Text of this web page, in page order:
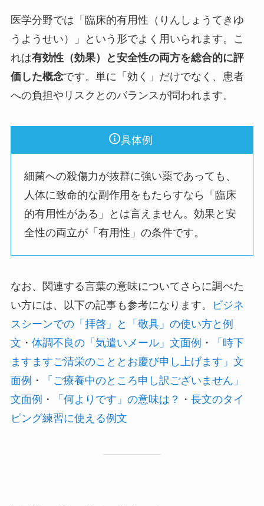
医学分野では「臨床的有用性（りんしょうてきゆ
うようせい）」という形でよく用いられます。こ
れは有効性（効果）と安全性の両方を総合的に評
価した概念です。単に「効く」だけでなく、患者
への負担やリスクとのバランスが問われます。
具体例
細菌への殺傷力が抜群に強い薬であっても、
人体に致命的な副作用をもたらすなら「臨床
的有用性がある」とは言えません。効果と安
全性の両立が「有用性」の条件です。
なお、関連する言葉の意味についてさらに調べた
い方には、以下の記事も参考になります。
ビジネ
スシーンでの「拝啓」と「敬具」の使い方と例
文 ・ 体調不良の「気遣いメール」文面例 ・
「時下
ますますご清栄のこととお慶び申し上げます」文
面例 ・
「ご療養中のところ申し訳ございません」
文面例 ・ 「何よりです」の意味は？ ・ 長文のタイ
ピング練習に使える例文